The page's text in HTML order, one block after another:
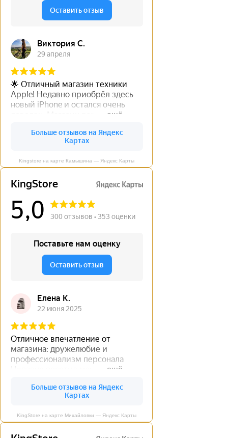
Kingstore на карте Камышина — Яндекс Карты
KingStore на карте Михайловки — Яндекс Карты